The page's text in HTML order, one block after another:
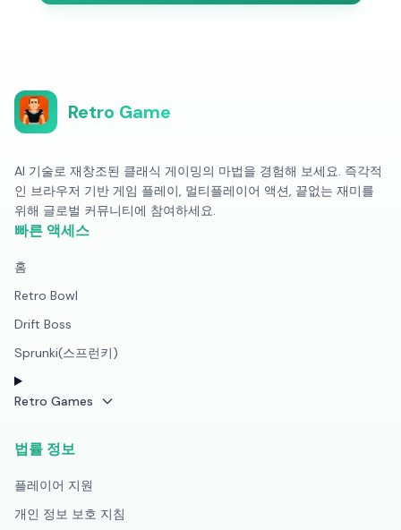
Retro Game
AI 기술로 재창조된 클래식 게이밍의 마법을 경험해 보세요. 즉각적
인 브라우저 기반 게임 플레이, 멀티플레이어 액션, 끝없는 재미를
위해 글로벌 커뮤니티에 참여하세요.
빠른 액세스
홈
Retro Bowl
Drift Boss
Sprunki(스프런키)
Retro Games
법률 정보
플레이어 지원
개인 정보 보호 지침